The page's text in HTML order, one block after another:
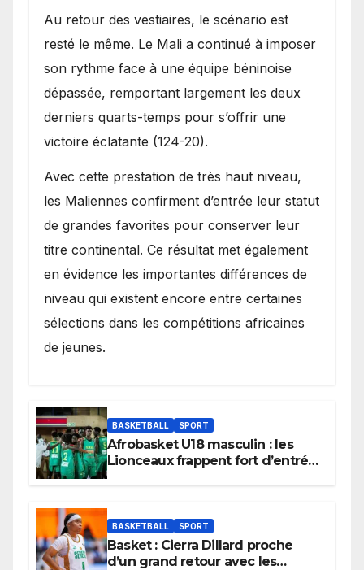
Au retour des vestiaires, le scénario est
resté le même. Le Mali a continué à imposer
son rythme face à une équipe béninoise
dépassée, remportant largement les deux
derniers quarts-temps pour s’offrir une
victoire éclatante (124-20).
Avec cette prestation de très haut niveau,
les Maliennes confirment d’entrée leur statut
de grandes favorites pour conserver leur
titre continental. Ce résultat met également
en évidence les importantes différences de
niveau qui existent encore entre certaines
sélections dans les compétitions africaines
de jeunes.
BASKETBALL SPORT
Afrobasket U18 masculin : les
Lionceaux frappent fort d’entrée
BASKETBALL SPORT
Basket : Cierra Dillard proche
d’un grand retour avec les